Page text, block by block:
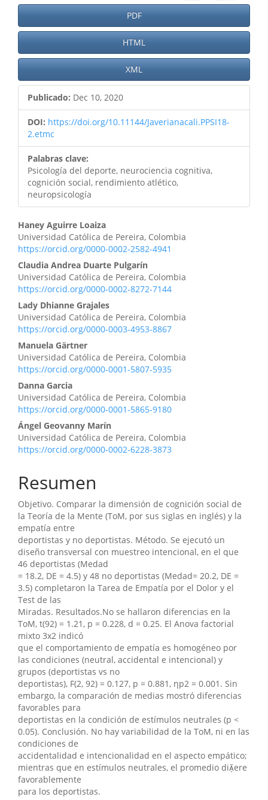
PDF
HTML
XML
Publicado: Dec 10, 2020
DOI: https://doi.org/10.11144/Javerianacali.PPSI18-
2.etmc
Palabras clave:
Psicología del deporte, neurociencia cognitiva,
cognición social, rendimiento atlético,
neuropsicología
Contenido
principal
del
artículo
Haney Aguirre Loaiza
Universidad Católica de Pereira, Colombia
https://orcid.org/0000-0002-2582-4941
Claudia Andrea Duarte Pulgarín
Universidad Católica de Pereira, Colombia
https://orcid.org/0000-0002-8272-7144
Lady Dhianne Grajales
Universidad Católica de Pereira, Colombia
https://orcid.org/0000-0003-4953-8867
Manuela Gärtner
Universidad Católica de Pereira, Colombia
https://orcid.org/0000-0001-5807-5935
Danna Garcia
Universidad Católica de Pereira, Colombia
https://orcid.org/0000-0001-5865-9180
Ángel Geovanny Marín
Universidad Católica de Pereira, Colombia
https://orcid.org/0000-0002-6228-3873
Resumen
Objetivo. Comparar la dimensión de cognición social de
la Teoría de la Mente (ToM, por sus siglas en inglés) y la
empatía entre
deportistas y no deportistas. Método. Se ejecutó un
diseño transversal con muestreo intencional, en el que
46 deportistas (Medad
= 18.2, DE = 4.5) y 48 no deportistas (Medad= 20.2, DE =
3.5) completaron la Tarea de Empatía por el Dolor y el
Test de las
Miradas. Resultados.No se hallaron diferencias en la
ToM, t(92) = 1.21, p = 0.228, d = 0.25. El Anova factorial
mixto 3x2 indicó
que el comportamiento de empatía es homogéneo por
las condiciones (neutral, accidental e intencional) y
grupos (deportistas vs no
deportistas), F(2, 92) = 0.127, p = 0.881, ηp2 = 0.001. Sin
embargo, la comparación de medias mostró diferencias
favorables para
deportistas en la condición de estímulos neutrales (p <
0.05). Conclusión. No hay variabilidad de la ToM, ni en las
condiciones de
accidentalidad e intencionalidad en el aspecto empático;
mientras que en estímulos neutrales, el promedio diere
favorablemente
para los deportistas.